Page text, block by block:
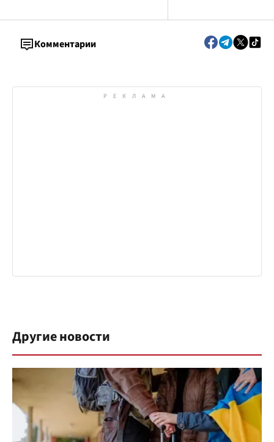
Комментарии
Другие новости